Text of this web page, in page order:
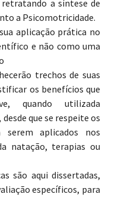
a síntese de
a Psicomotricidade.
aplicação prática no
e não como uma
trechos de suas
os benefícios que
quando utilizada
que se respeite os
serem aplicados nos
natação, terapias ou
são aqui dissertadas,
específicos, para